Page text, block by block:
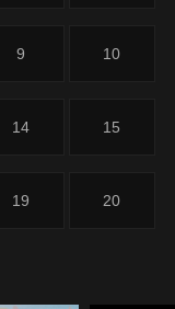
9 10
14 15
19 20